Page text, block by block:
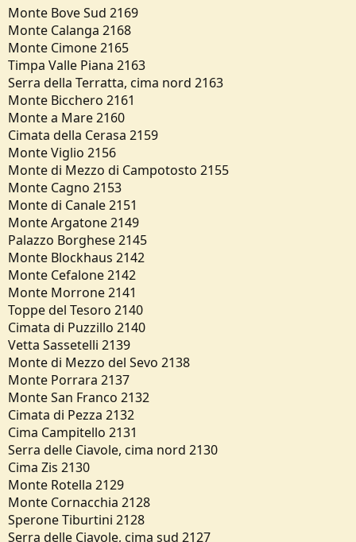
Monte Bove Sud 2169
Monte Calanga 2168
Monte Cimone 2165
Timpa Valle Piana 2163
Serra della Terratta, cima nord 2163
Monte Bicchero 2161
Monte a Mare 2160
Cimata della Cerasa 2159
Monte Viglio 2156
Monte di Mezzo di Campotosto 2155
Monte Cagno 2153
Monte di Canale 2151
Monte Argatone 2149
Palazzo Borghese 2145
Monte Blockhaus 2142
Monte Cefalone 2142
Monte Morrone 2141
Toppe del Tesoro 2140
Cimata di Puzzillo 2140
Vetta Sassetelli 2139
Monte di Mezzo del Sevo 2138
Monte Porrara 2137
Monte San Franco 2132
Cimata di Pezza 2132
Cima Campitello 2131
Serra delle Ciavole, cima nord 2130
Cima Zis 2130
Monte Rotella 2129
Monte Cornacchia 2128
Sperone Tiburtini 2128
Serra delle Ciavole, cima sud 2127